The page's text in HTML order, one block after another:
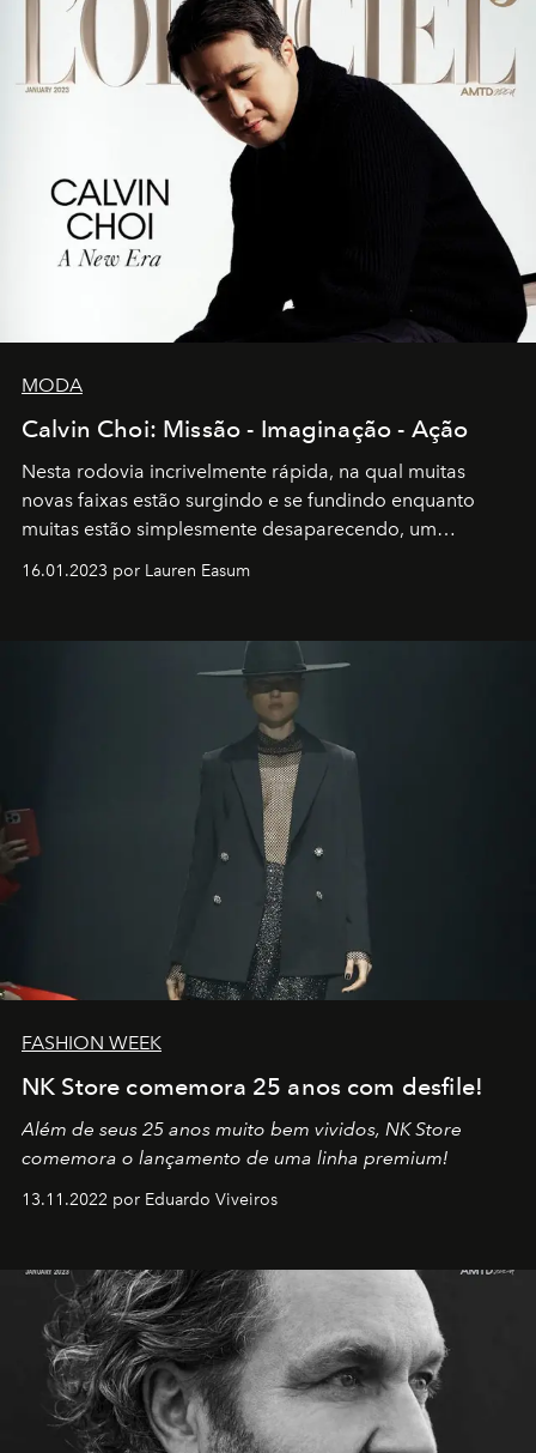
MODA
Calvin Choi: Missão - Imaginação - Ação
Nesta rodovia incrivelmente rápida, na qual muitas
novas faixas estão surgindo e se fundindo enquanto
muitas estão simplesmente desaparecendo, um
transportador AMTD abrindo caminho para muitos
por propósitos, com um claro senso de missão na vida e
16.01.2023 por Lauren Easum
FASHION WEEK
NK Store comemora 25 anos com desfile!
Além de seus 25 anos muito bem vividos, NK Store
comemora o lançamento de uma linha premium!
13.11.2022 por Eduardo Viveiros